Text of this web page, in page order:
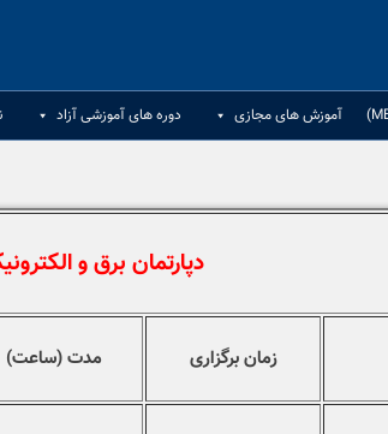
آموزش های مجازی دوره های آموزشی آزاد
دپارتمان برق و
زمان برگزاری مدت (ساعت)